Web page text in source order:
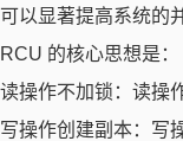
可以显著提高系统的
RCU 的核心思想是：
读操作不加锁：读操
写操作创建副本：写